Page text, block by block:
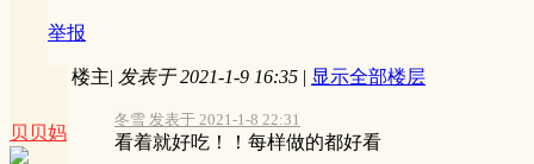
举报
贝贝妈
楼主| 发表于 2021-1-9 16:35 | 显示全部楼层
冬雪 发表于 2021-1-8 22:31
看着就好吃！！每样做的都好看